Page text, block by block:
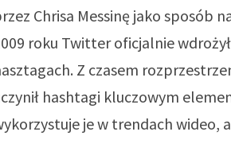
Chrisa Messinę jako sposób
roku Twitter oficjalnie
Z czasem
hashtagi kluczowym
je w trendach wideo,